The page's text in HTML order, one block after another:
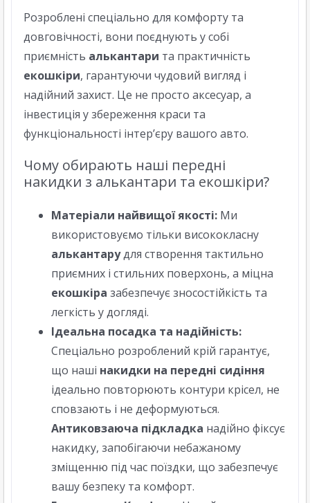
Розроблені спеціально для комфорту та
довговічності, вони поєднують у собі
приємність алькантари та практичність
екошкіри, гарантуючи чудовий вигляд і
надійний захист. Це не просто аксесуар, а
інвестиція у збереження краси та
функціональності інтер’єру вашого авто.
Чому обирають наші передні
накидки з алькантари та екошкіри?
Матеріали найвищої якості:Ми
використовуємо тільки висококласну
алькантарудля створення тактильно
приємних і стильних поверхонь, а міцна
екошкіра забезпечує зносостійкість та
легкість у догляді.
Ідеальна посадка та надійність:
Спеціально розроблений крій гарантує,
що наші накидки на передні сидіння
ідеально повторюють контури крісел, не
сповзають і не деформуються.
Антиковзаюча підкладка надійно фіксує
накидку, запобігаючи небажаному
зміщенню під час поїздки, що забезпечує
вашу безпеку та комфорт.